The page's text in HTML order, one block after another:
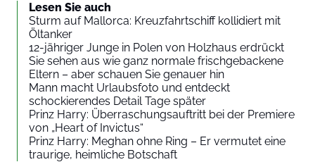
Lesen Sie auch
Sturm auf Mallorca: Kreuzfahrtschiff kollidiert mit
Öltanker
12-jähriger Junge in Polen von Holzhaus erdrückt
Sie sehen aus wie ganz normale frischgebackene
Eltern – aber schauen Sie genauer hin
Mann macht Urlaubsfoto und entdeckt
schockierendes Detail Tage später
Prinz Harry: Überraschungsauftritt bei der Premiere
von „Heart of Invictus“
Prinz Harry: Meghan ohne Ring – Er vermutet eine
traurige, heimliche Botschaft